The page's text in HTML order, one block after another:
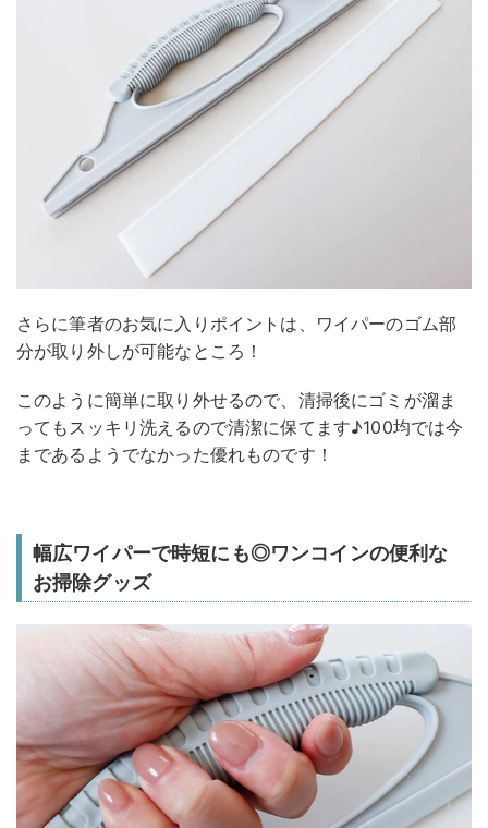
さらに筆者のお気に入りポイントは、ワイパーのゴム部
分が取り外しが可能なところ！
このように簡単に取り外せるので、清掃後にゴミが溜ま
ってもスッキリ洗えるので清潔に保てます♪100均では今
まであるようでなかった優れものです！
幅広ワイパーで時短にも◎ワンコインの便利な
お掃除グッズ